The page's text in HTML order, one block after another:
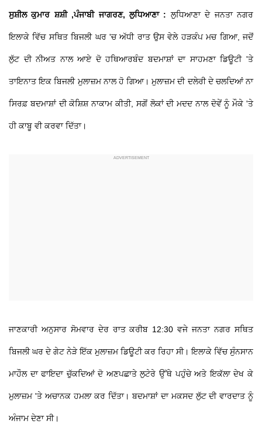
ਸੁਸ਼ੀਲ ਕੁਮਾਰ ਸ਼ਸ਼ੀ ,ਪੰਜਾਬੀ ਜਾਗਰਣ, ਲੁਧਿਆਣਾ :ਲੁਧਿਆਣਾ ਦੇ ਜਨਤਾ ਨਗਰ
ਇਲਾਕੇ ਵਿੱਚ ਸਥਿਤ ਬਿਜਲੀ ਘਰ 'ਚ ਅੱਧੀ ਰਾਤ ਉਸ ਵੇਲੇ ਹੜਕੰਪ ਮਚ ਗਿਆ, ਜਦੋਂ
ਲੁੱਟ ਦੀ ਨੀਅਤ ਨਾਲ ਆਏ ਦੋ ਹਥਿਆਰਬੰਦ ਬਦਮਾਸ਼ਾਂ ਦਾ ਸਾਹਮਣਾ ਡਿਊਟੀ 'ਤੇ
ਤਾਇਨਾਤ ਇਕ ਬਿਜਲੀ ਮੁਲਾਜ਼ਮ ਨਾਲ ਹੋ ਗਿਆ। ਮੁਲਾਜ਼ਮ ਦੀ ਦਲੇਰੀ ਦੇ ਚਲਦਿਆਂ ਨਾ
ਸਿਰਫ਼ ਬਦਮਾਸ਼ਾਂ ਦੀ ਕੋਸ਼ਿਸ਼ ਨਾਕਾਮ ਕੀਤੀ, ਸਗੋਂ ਲੋਕਾਂ ਦੀ ਮਦਦ ਨਾਲ ਦੋਵੇਂ ਨੂੰ ਮੌਕੇ 'ਤੇ
ਹੀ ਕਾਬੂ ਵੀ ਕਰਵਾ ਦਿੱਤਾ।
ਜਾਣਕਾਰੀ ਅਨੁਸਾਰ ਸੋਮਵਾਰ ਦੇਰ ਰਾਤ ਕਰੀਬ 12:30 ਵਜੇ ਜਨਤਾ ਨਗਰ ਸਥਿਤ
ਬਿਜਲੀ ਘਰ ਦੇ ਗੇਟ ਨੇੜੇ ਇੱਕ ਮੁਲਾਜ਼ਮ ਡਿਊਟੀ ਕਰ ਰਿਹਾ ਸੀ। ਇਲਾਕੇ ਵਿੱਚ ਸੁੰਨਸਾਨ
ਮਾਹੌਲ ਦਾ ਫਾਇਦਾ ਚੁੱਕਦਿਆਂ ਦੋ ਅਣਪਛਾਤੇ ਲੁਟੇਰੇ ਉੱਥੇ ਪਹੁੰਚੇ ਅਤੇ ਇਕੱਲਾ ਦੇਖ ਕੇ
ਮੁਲਾਜ਼ਮ 'ਤੇ ਅਚਾਨਕ ਹਮਲਾ ਕਰ ਦਿੱਤਾ। ਬਦਮਾਸ਼ਾਂ ਦਾ ਮਕਸਦ ਲੁੱਟ ਦੀ ਵਾਰਦਾਤ ਨੂੰ
ਅੰਜਾਮ ਦੇਣਾ ਸੀ।